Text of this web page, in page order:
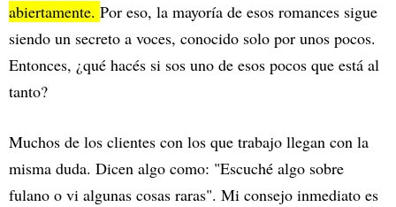
abiertamente. Por eso, la mayoría de esos romances sigue
siendo un secreto a voces, conocido solo por unos pocos.
Entonces, ¿qué hacés si sos uno de esos pocos que está al
tanto?
Muchos de los clientes con los que trabajo llegan con la
misma duda. Dicen algo como: "Escuché algo sobre
fulano o vi algunas cosas raras". Mi consejo inmediato es